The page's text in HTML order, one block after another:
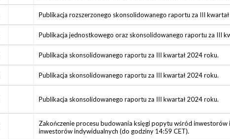
Publikacja rozszerzonego skonsolidowanego raportu za III
Publikacja jednostkowego oraz skonsolidowanego raportu za III
Publikacja skonsolidowanego raportu za III kwartał 2024 roku.
Publikacja skonsolidowanego raportu za III kwartał 2024 roku.
Publikacja skonsolidowanego raportu za III kwartał 2024 roku.
Zakończenie procesu budowania księgi popytu wśród
inwestorów indywidualnych (do godziny 14:59 CET).